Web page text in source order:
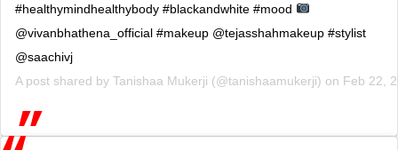
#healthymindhealthybody #blackandwhite #mood
@vivanbhathena_official #makeup @tejasshahmakeup #stylist
@saachivj
A post shared by Tanishaa Mukerji (@tanishaamukerji) on Feb 22,